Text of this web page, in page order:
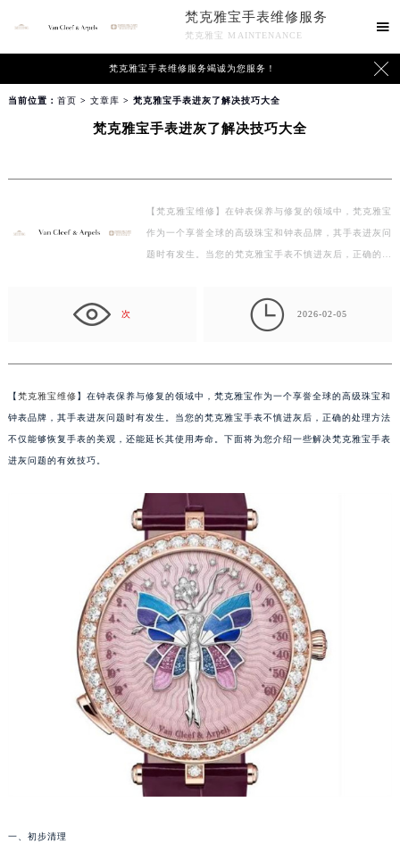
梵克雅宝手表维修服务
梵克雅宝 MAINTENANCE

梵克雅宝手表维修服务竭诚为您服务！ 
当前位置： 首页 > 文章库 > 梵克雅宝手表进灰了解决技巧大全
梵克雅宝手表进灰了解决技巧大全
【梵克雅宝维修】在钟表保养与修复的领域中，梵克雅宝
作为一个享誉全球的高级珠宝和钟表品牌，其手表进灰问
题时有发生。当您的梵克雅宝手表不慎进灰后，正确的…
次  2026-02-05
【梵克雅宝维修】在钟表保养与修复的领域中，梵克雅宝作为一个享誉全球的高级珠宝和
钟表品牌，其手表进灰问题时有发生。当您的梵克雅宝手表不慎进灰后，正确的处理方法
不仅能够恢复手表的美观，还能延长其使用寿命。下面将为您介绍一些解决梵克雅宝手表
进灰问题的有效技巧。
一、初步清理